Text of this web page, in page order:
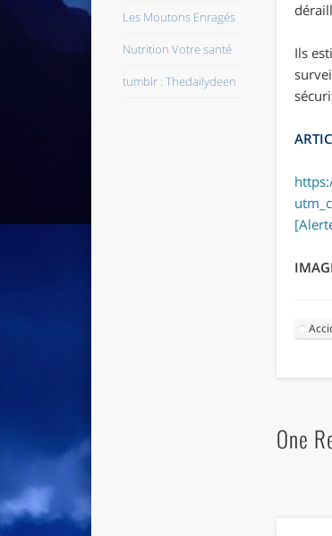
Ils
One
Les Moutons Enragés
Nutrition Votre santé
tumblr : Thedailydeen